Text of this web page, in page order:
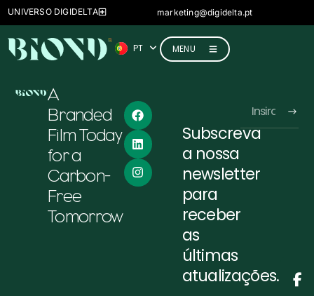
marketing@digidelta.pt
UNIVERSO DIGIDELTA
PT
IT
DE
MENU
A
Branded
Film Today
for a
Carbon-
Free
Tomorrow
Subscreva
a nossa
newsletter
para
receber
as
últimas
atualizações.
Alternative: